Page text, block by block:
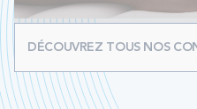
DÉCOUVREZ TOUS NOS